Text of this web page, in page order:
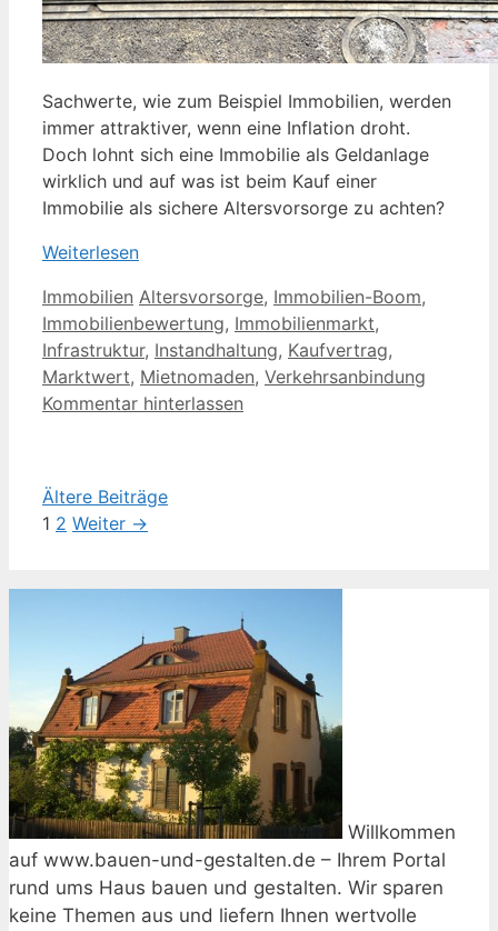
Sachwerte, wie zum Beispiel Immobilien, werden
immer attraktiver, wenn eine Inflation droht.
Doch lohnt sich eine Immobilie als Geldanlage
wirklich und auf was ist beim Kauf einer
Immobilie als sichere Altersvorsorge zu achten?
Weiterlesen
Kategorien
Immobilien Schlagwörter
Altersvorsorge, Immobilien-Boom,
Immobilienbewertung, Immobilienmarkt,
Infrastruktur, Instandhaltung, Kaufvertrag,
Marktwert, Mietnomaden, Verkehrsanbindung
Kommentar hinterlassen
Ältere Beiträge
Seite
1 Seite
2 Weiter →
Willkommen
auf www.bauen-und-gestalten.de – Ihrem Portal
rund ums Haus bauen und gestalten. Wir sparen
keine Themen aus und liefern Ihnen wertvolle